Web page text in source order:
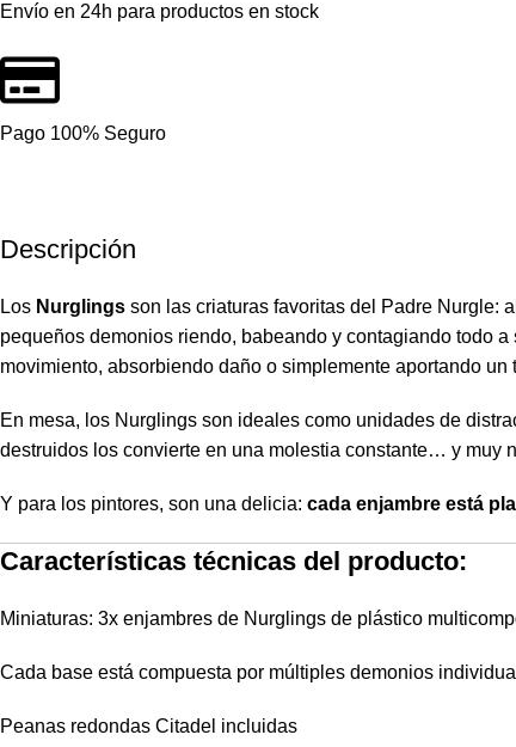
Envío en 24h para productos en stock
Pago 100% Seguro
Descripción
Los Nurglings son las criaturas favoritas del Padre Nurgle:
pequeños demonios riendo, babeando y contagiando todo
movimiento, absorbiendo daño o simplemente aportando
En mesa, los Nurglings son ideales como unidades de
destruidos los convierte en una molestia constante… y muy
Y para los pintores, son una delicia: cada enjambre está
Características técnicas del producto:
Miniaturas: 3x enjambres de Nurglings de plástico
Cada base está compuesta por múltiples demonios
Peanas redondas Citadel incluidas